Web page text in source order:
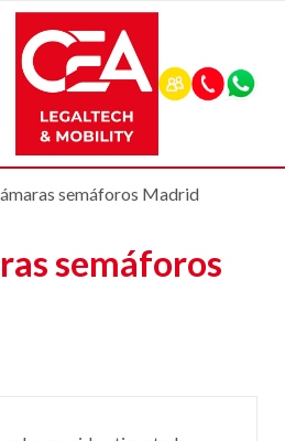
semáforos Madrid
semáforos